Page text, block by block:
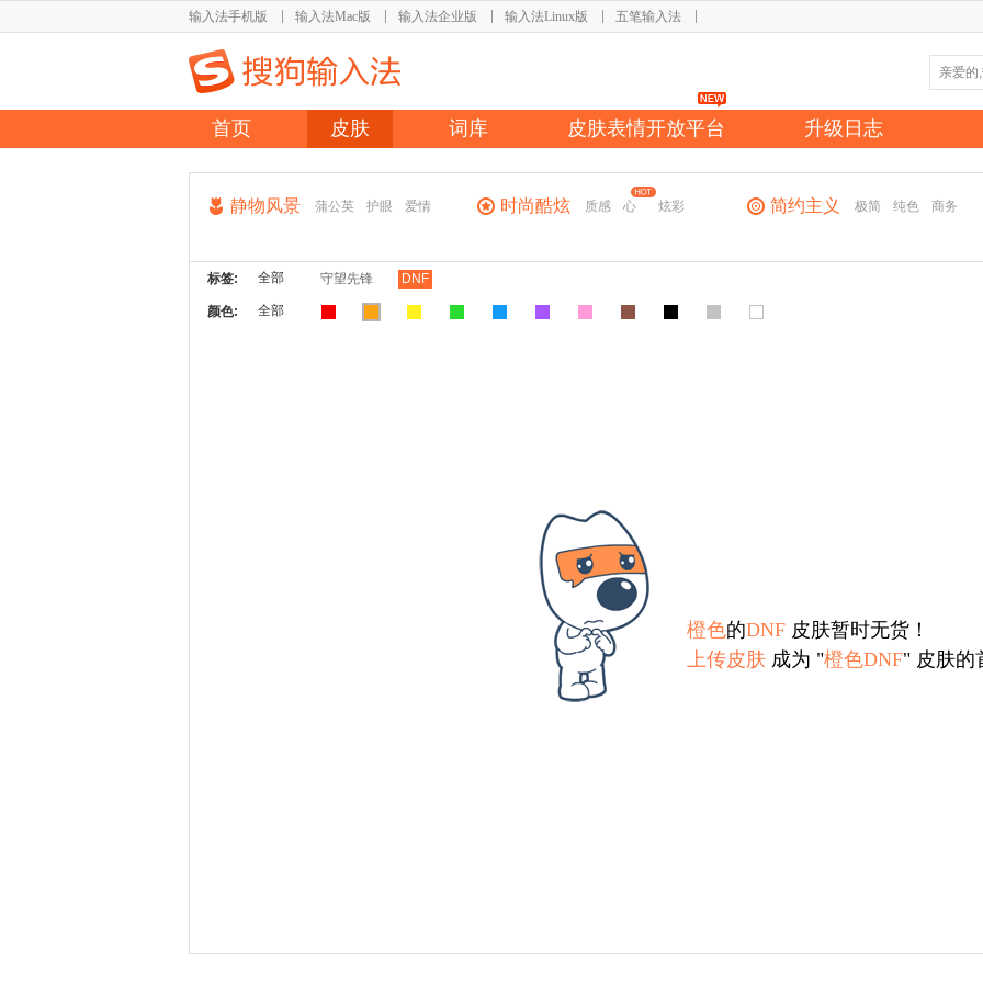
输入法手机版 输入法Mac版 输入法企业版 输入法Linux版 五笔输入法
首页 皮肤 词库 皮肤表情开放平台 升级日志
静物风景 蒲公英 护眼 爱情 时尚酷炫 质感 心 炫彩 简约主义 极简 纯色 商务
标签: 全部 守望先锋 DNF
颜色:
全部
橙色的DNF 皮肤暂时无货！
上传皮肤 成为 "橙色DNF" 皮肤的